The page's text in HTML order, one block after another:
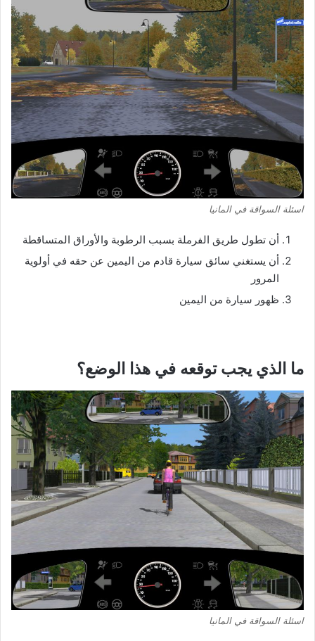
اسئلة السواقة في المانيا
أن تطول طريق الفرملة بسبب الرطوبة والأوراق المتساقطة
أن يستغني سائق سيارة قادم من اليمين عن حقه في أولوية
المرور
ظهور سيارة من اليمين
ما الذي يجب توقعه في هذا الوضع؟
اسئلة السواقة في المانيا